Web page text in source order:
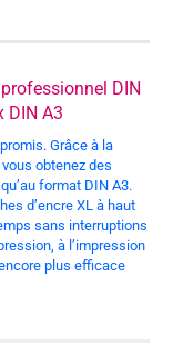
DIN
DIN A3
Grâce à la
obtenez des
format DIN A3.
d’encre XL à haut
sans interruptions
à l’impression
plus efficace